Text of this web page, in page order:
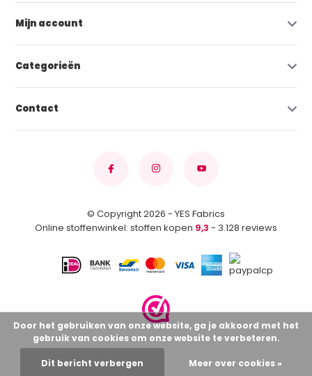
Mijn account
Categorieën
Contact
© Copyright 2026 - YES Fabrics
Online stoffenwinkel: stoffen kopen 9,3 - 3.128 reviews
Door het gebruiken van onze website, ga je akkoord met het
gebruik van cookies om onze website te verbeteren.
Dit bericht verbergen Meer over cookies »